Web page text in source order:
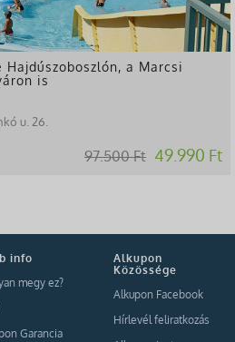
a Marcsi
is
u. 26.
97.500 Ft 49.990 Ft
info
megy ez?
Garancia
Alkupon
Közössége
Alkupon Facebook
Hírlevél feliratkozás